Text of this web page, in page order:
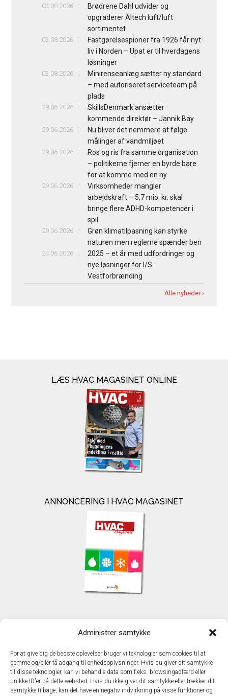
Administrer samtykke
For at give dig de bedste oplevelser bruger vi teknologier som cookies til at
gemme og/eller få adgang til enhedsoplysninger. Hvis du giver dit samtykke
til disse teknologier, kan vi behandle data som f.eks. browsingadfærd eller
unikke ID'er på dette websted. Hvis du ikke giver dit samtykke eller trækker dit
samtykke tilbage, kan det have en negativ indvirkning på visse funktioner og
03.08.2026
Brødrene Dahl udvider og
opgraderer Altech luft/luft
sortimentet
03.08.2026
Fastgørelsespioner fra 1926 får nyt
liv i Norden – Upat er til hverdagens
løsninger
03.08.2026
Minirenseanlæg sætter ny standard
– med autoriseret serviceteam på
plads
29.06.2026
SkillsDenmark ansætter
kommende direktør – Jannik Bay
29.06.2026
Nu bliver det nemmere at følge
målinger af vandmiljøet
29.06.2026
Ros og ris fra samme organisation
– politikerne fjerner en byrde bare
for at komme med en ny
29.06.2026
Virksomheder mangler
arbejdskraft – 5,7 mio. kr. skal
bringe flere ADHD-kompetencer i
spil
29.06.2026
Grøn klimatilpasning kan styrke
naturen men reglerne spænder ben
24.06.2026
2025 – et år med udfordringer og
nye løsninger for I/S
Vestforbrænding
Alle nyheder ›
LÆS HVAC MAGASINET ONLINE
ANNONCERING I HVAC MAGASINET
TechMedia A/S
DK - 2600 Glostrup
www.techmedia.dk
Telefon: +45 43 24 26 28
E-mail:info@techmedia.dk